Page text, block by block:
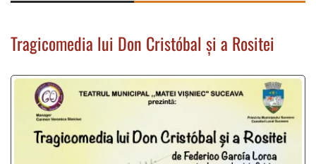
Tragicomedia lui Don Cristóbal și a Rositei